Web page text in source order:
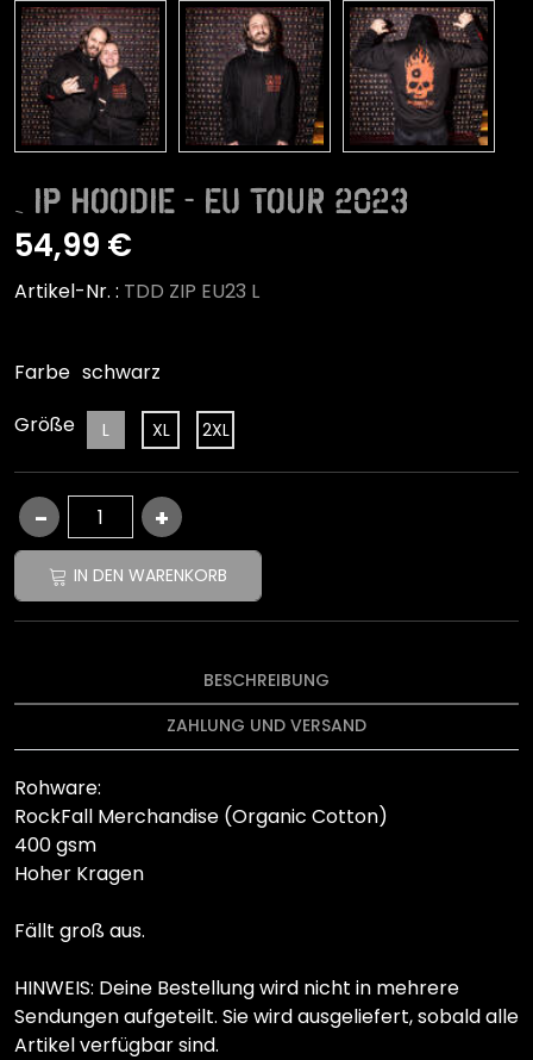
Zip Hoodie - EU Tour 2023
54,99 €
Artikel-Nr. : TDD ZIP EU23 L
Farbe schwarz
Größe
L XL 2XL
IN DEN WARENKORB
BESCHREIBUNG
ZAHLUNG UND VERSAND
Rohware:
RockFall Merchandise (Organic Cotton)
400 gsm
Hoher Kragen
Fällt groß aus.
HINWEIS: Deine Bestellung wird nicht in mehrere
Sendungen aufgeteilt. Sie wird ausgeliefert, sobald alle
Artikel verfügbar sind.